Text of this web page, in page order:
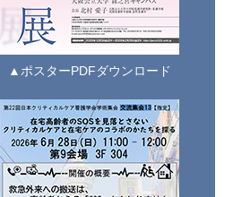
▲ポスターPDFダウンロード